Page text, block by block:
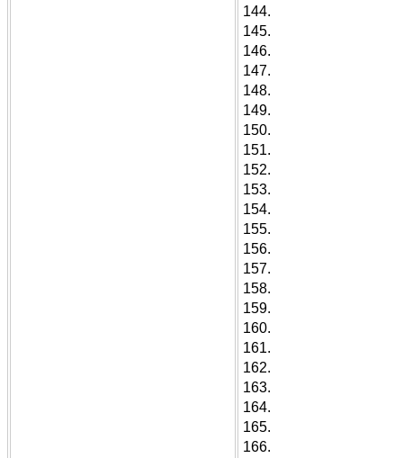
144.
145.
146.
147.
148.
149.
150.
151.
152.
153.
154.
155.
156.
157.
158.
159.
160.
161.
162.
163.
164.
165.
166.